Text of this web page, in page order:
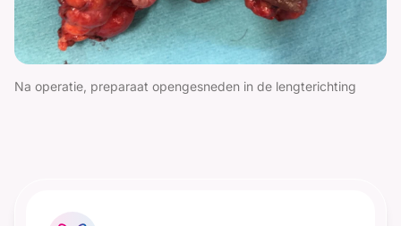
Na operatie, preparaat opengesneden in de lengterichting